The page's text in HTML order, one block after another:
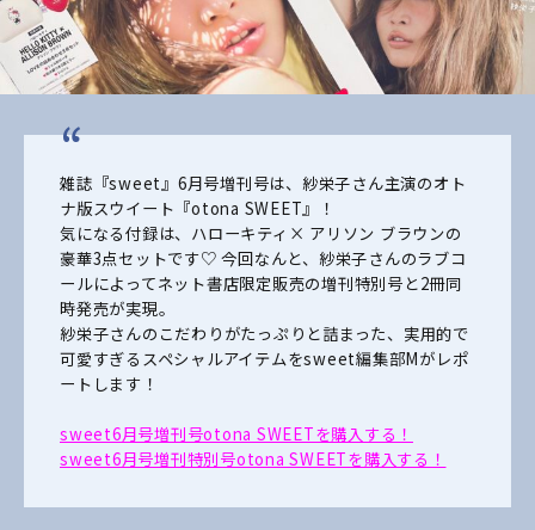
雑誌『sweet』6月号増刊号は、紗栄子さん主演のオト
ナ版スウイート『otona SWEET』！
気になる付録は、ハローキティ× アリソン ブラウンの
豪華3点セットです♡ 今回なんと、紗栄子さんのラブコ
ールによってネット書店限定販売の増刊特別号と2冊同
時発売が実現。
紗栄子さんのこだわりがたっぷりと詰まった、実用的で
可愛すぎるスペシャルアイテムをsweet編集部Mがレポ
ートします！
sweet6月号増刊号otona SWEETを購入する！
sweet6月号増刊特別号otona SWEETを購入する！